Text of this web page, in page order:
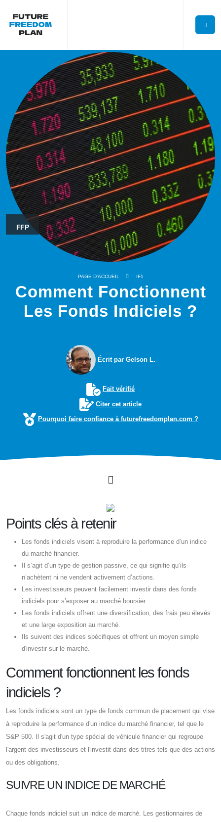
FFP
PAGE D'ACCUEIL IF1
Comment Fonctionnent
Les Fonds Indiciels ?
Écrit par Gelson L.
Fait vérifié
Citer cet article
Pourquoi faire confiance à futurefreedomplan.com ?
Points clés à retenir
Les fonds indiciels visent à reproduire la performance d’un indice
du marché financier.
Il s’agit d’un type de gestion passive, ce qui signifie qu’ils
n’achètent ni ne vendent activement d’actions.
Les investisseurs peuvent facilement investir dans des fonds
indiciels pour s’exposer au marché boursier.
Les fonds indiciels offrent une diversification, des frais peu élevés
et une large exposition au marché.
Ils suivent des indices spécifiques et offrent un moyen simple
d'investir sur le marché.
Comment fonctionnent les fonds
indiciels ?
Les fonds indiciels sont un type de fonds commun de placement qui vise
à reproduire la performance d'un indice du marché financier, tel que le
S&P 500. Il s'agit d'un type spécial de véhicule financier qui regroupe
l'argent des investisseurs et l'investit dans des titres tels que des actions
ou des obligations.
SUIVRE UN INDICE DE MARCHÉ
Chaque fonds indiciel suit un indice de marché. Les gestionnaires de